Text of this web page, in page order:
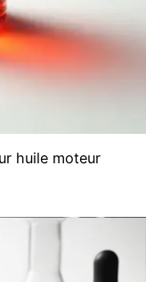
huile moteur